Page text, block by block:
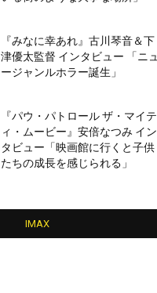
『みなに幸あれ』古川琴音＆下
津優太監督 インタビュー 「ニュ
ージャンルホラー誕生」
『パウ・パトロール ザ・マイテ
ィ・ムービー』安倍なつみ イン
タビュー「映画館に行くと子供
たちの成長を感じられる」
IMAX